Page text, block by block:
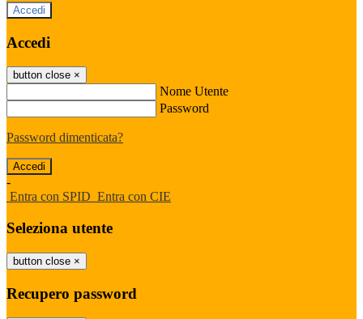
Accedi
Accedi
button close ×
Nome Utente
Password
Password dimenticata?
-
Entra con SPID Entra con CIE
Seleziona utente
button close ×
Recupero password